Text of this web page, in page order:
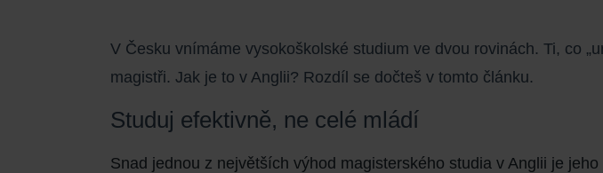
V Česku vnímáme vysokoškolské studium ve dvou rovinách. Ti, co
magistři. Jak je to v Anglii? Rozdíl se dočteš v tomto článku.
Studuj efektivně, ne celé mládí
Snad jednou z největších výhod magisterského studia v Anglii je